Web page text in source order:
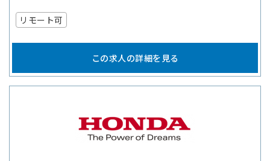
リモート可
この求人の詳細を見る